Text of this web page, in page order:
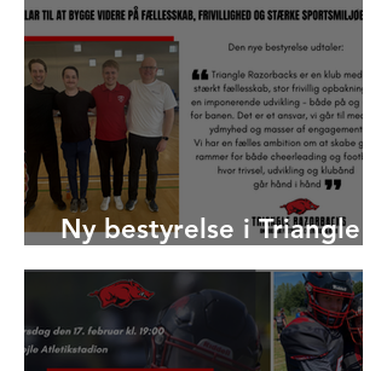
Ny bestyrelse i Triangle
Razorbacks er i gang